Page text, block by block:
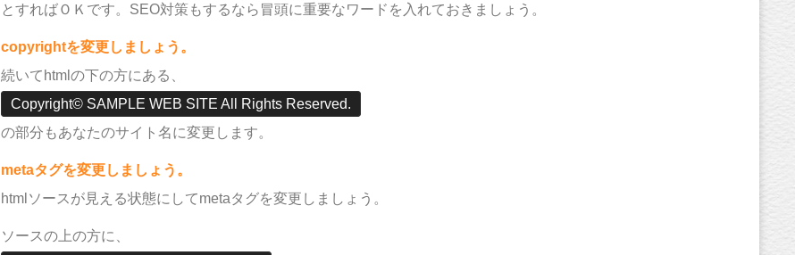
とすればＯＫです。SEO対策もするなら冒頭に重要なワードを入れておきましょう。
copyrightを変更しましょう。
続いてhtmlの下の方にある、
Copyright© SAMPLE WEB SITE All Rights Reserved.
の部分もあなたのサイト名に変更します。
metaタグを変更しましょう。
htmlソースが見える状態にしてmetaタグを変更しましょう。
ソースの上の方に、